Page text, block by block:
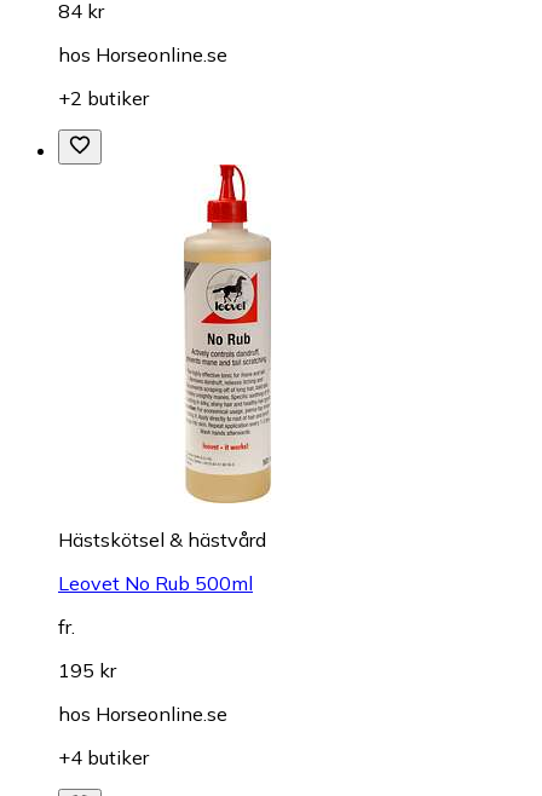
84 kr
hos Horseonline.se
+2 butiker
Hästskötsel & hästvård
Leovet No Rub 500ml
fr.
195 kr
hos Horseonline.se
+4 butiker